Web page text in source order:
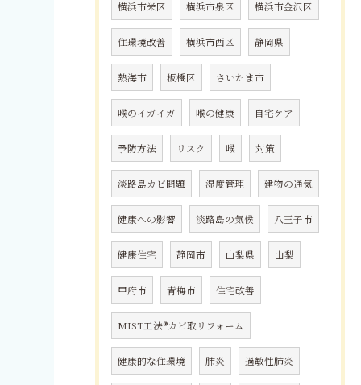
横浜市栄区 横浜市泉区 横浜市金沢区
住環境改善 横浜市西区 静岡県
熱海市 板橋区 さいたま市
喉のイガイガ 喉の健康 自宅ケア
予防方法 リスク 喉 対策
淡路島カビ問題 湿度管理 建物の通気
健康への影響 淡路島の気候 八王子市
健康住宅 静岡市 山梨県 山梨
甲府市 青梅市 住宅改善
MIST工法®カビ取リフォーム
健康的な住環境 肺炎 過敏性肺炎